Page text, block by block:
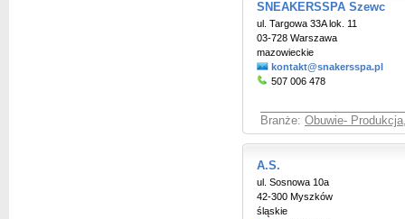
SNEAKERSSPA Szewc
ul. Targowa 33A lok. 11
03-728 Warszawa
mazowieckie
kontakt@snakersspa.pl
507 006 478
Branże: Obuwie-
A.S.
ul. Sosnowa 10a
42-300 Myszków
śląskie